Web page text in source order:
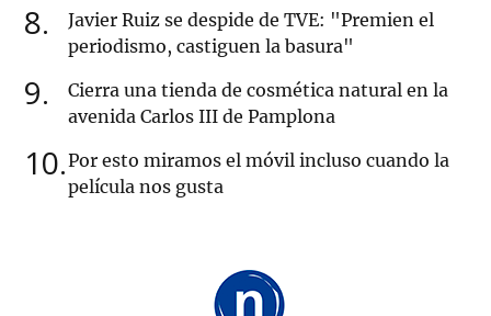
8
Javier Ruiz se despide de TVE: "Premien el
periodismo, castiguen la basura"
9
Cierra una tienda de cosmética natural en la
avenida Carlos III de Pamplona
10 Por esto miramos el móvil incluso cuando la
película nos gusta